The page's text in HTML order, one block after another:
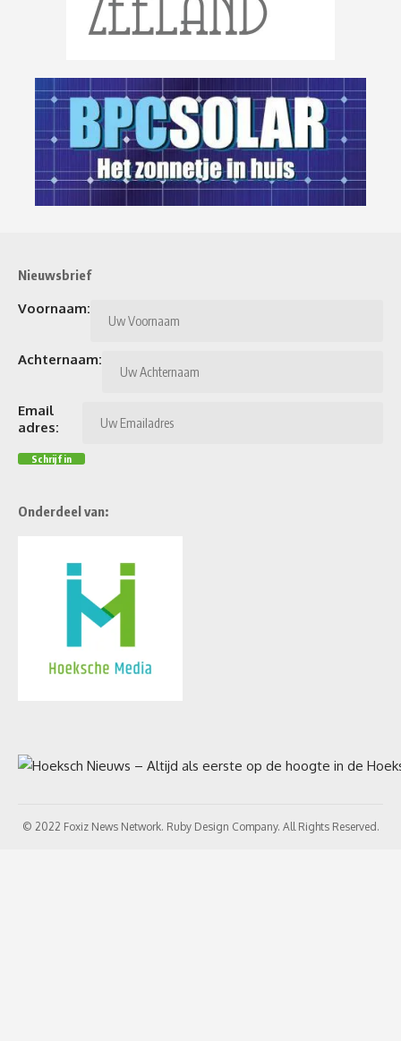
Nieuwsbrief
Voornaam:
Achternaam:
Email
adres:
Onderdeel van:
© 2022 Foxiz News Network. Ruby Design Company. All Rights Reserved.